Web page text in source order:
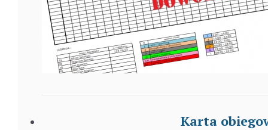
Karta